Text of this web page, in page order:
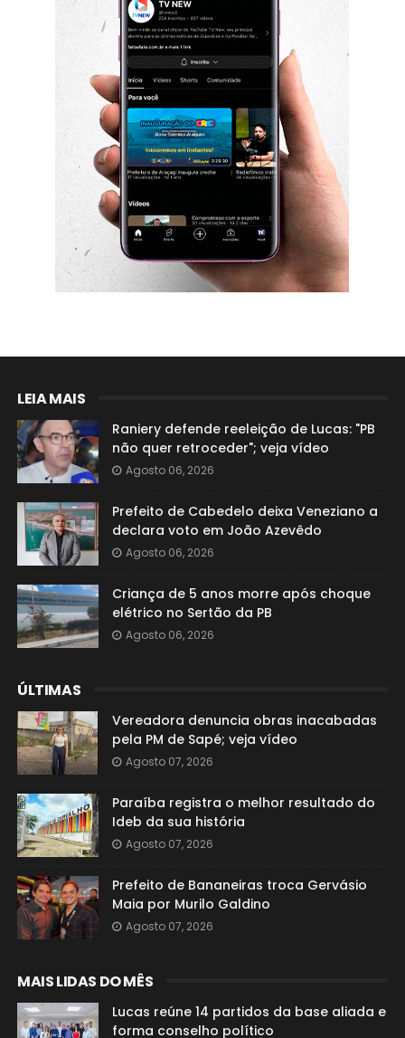
LEIA MAIS
Raniery defende reeleição de Lucas: "PB
não quer retroceder"; veja vídeo
Agosto 06, 2026
Prefeito de Cabedelo deixa Veneziano a
declara voto em João Azevêdo
Agosto 06, 2026
Criança de 5 anos morre após choque
elétrico no Sertão da PB
Agosto 06, 2026
ÚLTIMAS
Vereadora denuncia obras inacabadas
pela PM de Sapé; veja vídeo
Agosto 07, 2026
Paraíba registra o melhor resultado do
Ideb da sua história
Agosto 07, 2026
Prefeito de Bananeiras troca Gervásio
Maia por Murilo Galdino
Agosto 07, 2026
MAIS LIDAS DO MÊS
Lucas reúne 14 partidos da base aliada e
forma conselho político